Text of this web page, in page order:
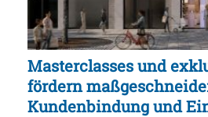
Masterclasses und
fördern
Kundenbindung und